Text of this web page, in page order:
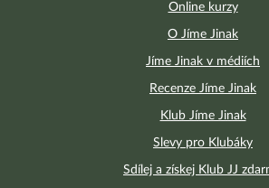
Online kurzy
O Jíme Jinak
Jíme Jinak v médiích
Recenze Jíme Jinak
Klub Jíme Jinak
Slevy pro Klubáky
Sdílej a získej Klub JJ